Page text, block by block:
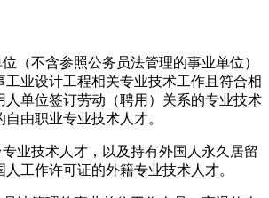
（不含参照公务员法管理的事业单位）
工业设计工程相关专业技术工作且符合相
人单位签订劳动（聘用）关系的专业技术
由职业专业技术人才。
业技术人才，以及持有外国人永久居留
工作许可证的外籍专业技术人才。